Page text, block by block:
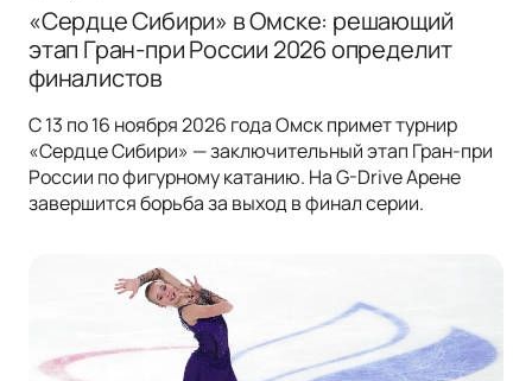
«Сердце Сибири» в Омске: решающий
этап Гран-при России 2026 определит
финалистов
С 13 по 16 ноября 2026 года Омск примет турнир
«Сердце Сибири» — заключительный этап Гран-при
России по фигурному катанию. На G-Drive Арене
завершится борьба за выход в финал серии.